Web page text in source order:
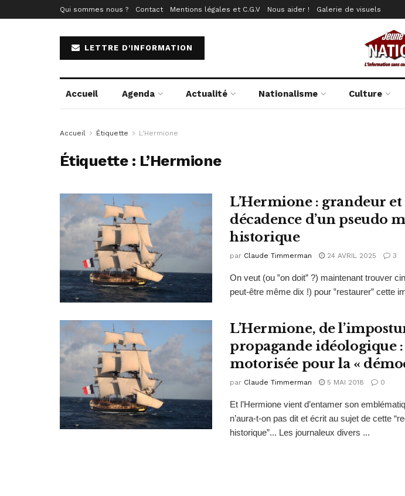
Qui sommes nous ? Contact Mentions légales et C.G.V Nous aider ! Galerie de visuels
LETTRE D'INFORMATION
Accueil Agenda Actualité Nationalisme Culture
Accueil Étiquette L'Hermione
Étiquette : L’Hermione
L’Hermione : grandeur
décadence d’un pseudo
historique
par Claude Timmerman 24 AVRIL 2025 3
On veut (ou ‟on doit” ?) maintenant trouver
peut-être même dix !) pour ‟restaurer” cette
L’Hermione, de
propagande idéologique
motorisée pour la «
par Claude Timmerman 5 MAI 2018 0
Et l’Hermione vient d’entamer son
n’aura-t-on pas dit et écrit au sujet de cette
historique”... Les journaleux divers ...